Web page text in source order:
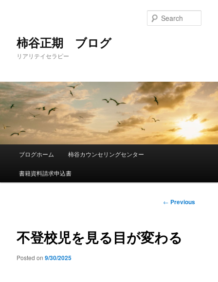
柿谷正期 ブログ
リアリテイセラピー
Skip
to
ブログホーム 柿谷カウンセリングセンター
書籍資料請求申込書
Post
← Previous
不登校児を見る目が変わる
Posted on9/30/2025